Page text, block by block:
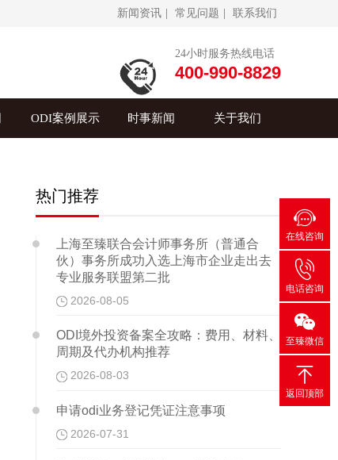
新闻资讯 常见问题 联系我们
24小时服务热线电话
400-990-8829
ODI案例展示 时事新闻 关于我们
热门推荐
上海至臻联合会计师事务所（普通合
伙）事务所成功入选上海市企业走出去
专业服务联盟第二批
2026-08-05
ODI境外投资备案全攻略：费用、材料、
周期及代办机构推荐
2026-08-03
申请odi业务登记凭证注意事项
2026-07-31

在线咨询

电话咨询

至臻微信

返回顶部